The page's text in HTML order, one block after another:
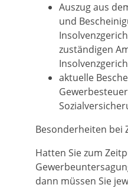
Auszug aus
und
zuständigen
aktuelle
Besonderheiten bei
Hatten Sie zum
dann müssen Sie